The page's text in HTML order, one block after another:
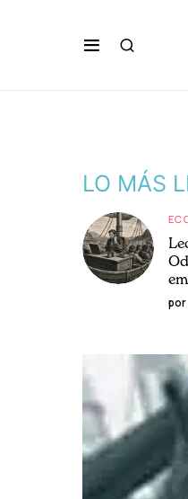
LO MÁS
por